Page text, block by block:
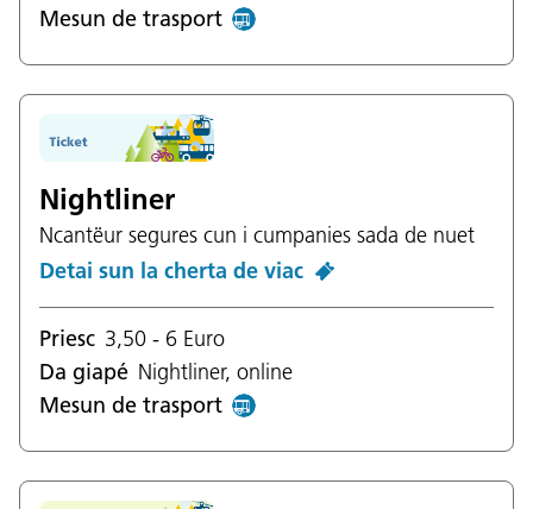
Mesun de trasport
Nightliner
Ncantëur segures cun i cumpanies sada de nuet
Detai sun la cherta de viac
Priesc 3,50 - 6 Euro
Da giapé Nightliner, online
Mesun de trasport